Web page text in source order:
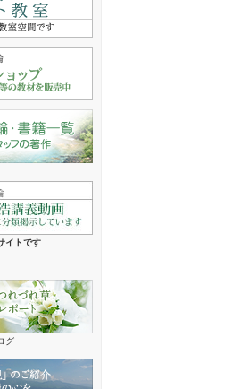
イトです
グ